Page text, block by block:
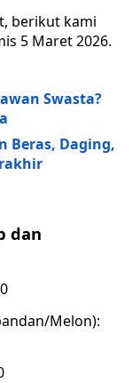
berikut kami
5 Maret 2026.
Swasta?
Beras, Daging,
dan
Melon):